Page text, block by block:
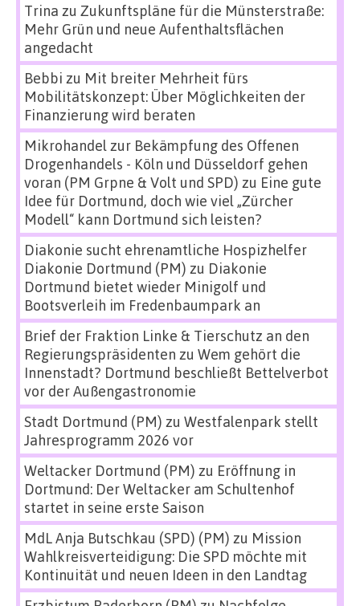
Trina zu Zukunftspläne für die Münsterstraße:
Mehr Grün und neue Aufenthaltsflächen
angedacht
Bebbi zu Mit breiter Mehrheit fürs
Mobilitätskonzept: Über Möglichkeiten der
Finanzierung wird beraten
Mikrohandel zur Bekämpfung des Offenen
Drogenhandels - Köln und Düsseldorf gehen
voran (PM Grpne & Volt und SPD) zu Eine gute
Idee für Dortmund, doch wie viel „Zürcher
Modell“ kann Dortmund sich leisten?
Diakonie sucht ehrenamtliche Hospizhelfer
Diakonie Dortmund (PM) zu Diakonie
Dortmund bietet wieder Minigolf und
Bootsverleih im Fredenbaumpark an
Brief der Fraktion Linke & Tierschutz an den
Regierungspräsidenten zu Wem gehört die
Innenstadt? Dortmund beschließt Bettelverbot
vor der Außengastronomie
Stadt Dortmund (PM) zu Westfalenpark stellt
Jahresprogramm 2026 vor
Weltacker Dortmund (PM) zu Eröffnung in
Dortmund: Der Weltacker am Schultenhof
startet in seine erste Saison
MdL Anja Butschkau (SPD) (PM) zu Mission
Wahlkreisverteidigung: Die SPD möchte mit
Kontinuität und neuen Ideen in den Landtag